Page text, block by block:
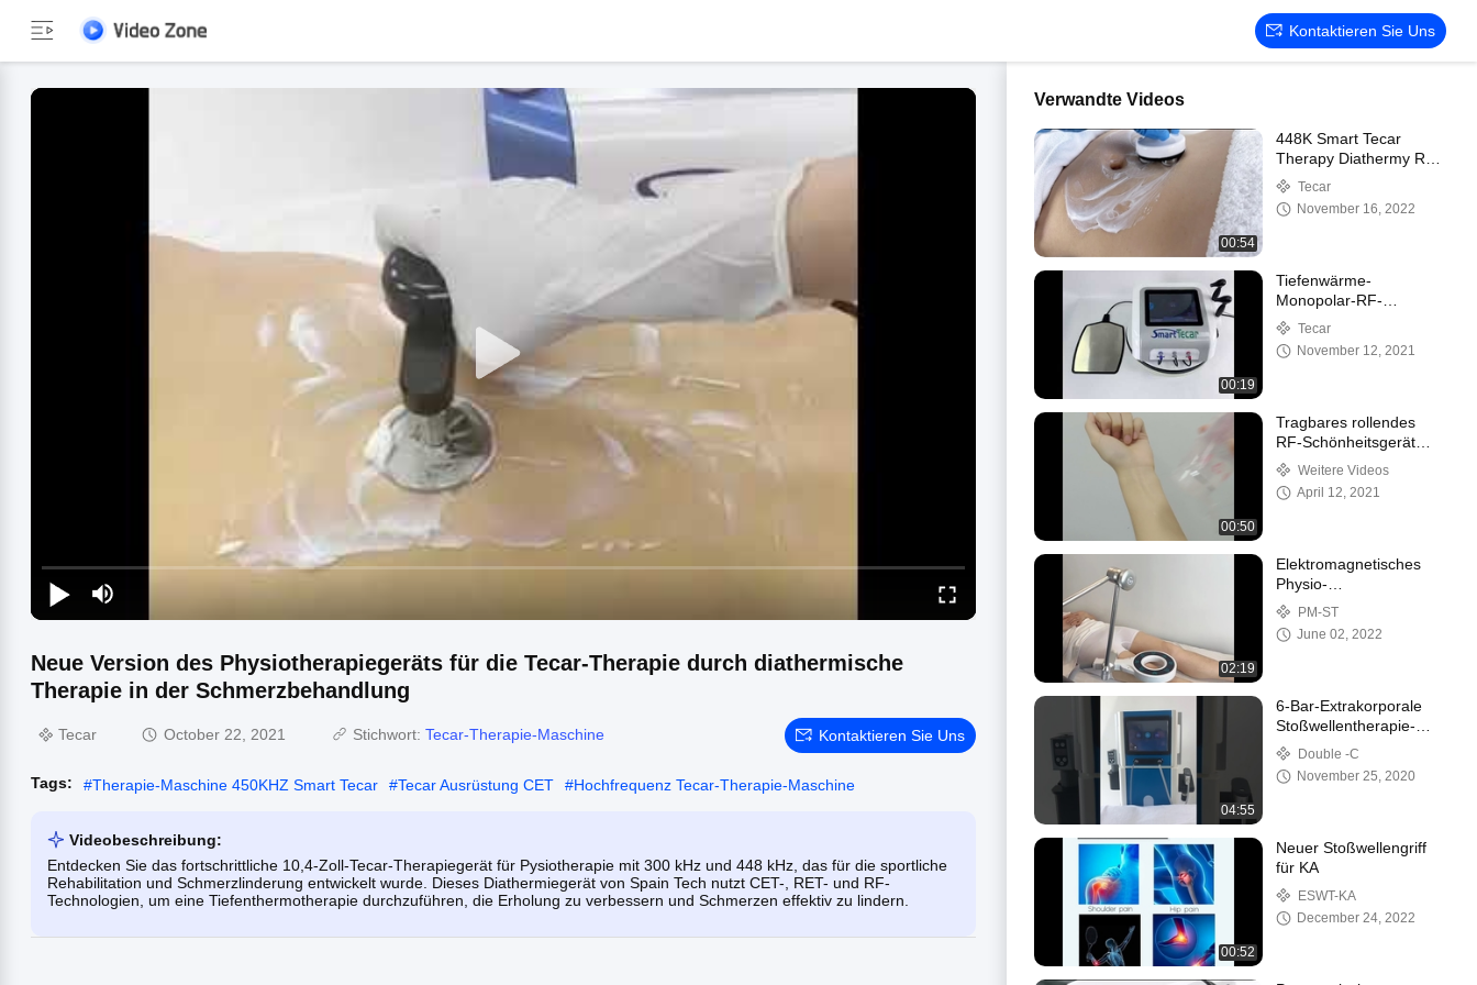
Kontaktieren Sie Uns
Neue Version des Physiotherapiegeräts für die Tecar-Therapie durch diathermische
Therapie in der Schmerzbehandlung
Tecar October 22, 2021 Stichwort: Tecar-Therapie-Maschine Kontaktieren Sie Uns
Tags: #Therapie-Maschine 450KHZ Smart Tecar #Tecar Ausrüstung CET #Hochfrequenz Tecar-Therapie-Maschine
Videobeschreibung:
Entdecken Sie das fortschrittliche 10,4-Zoll-Tecar-Therapiegerät für Pysiotherapie mit 300 kHz und 448 kHz, das für die sportliche
Rehabilitation und Schmerzlinderung entwickelt wurde. Dieses Diathermiegerät von Spain Tech nutzt CET-, RET- und RF-
Technologien, um eine Tiefenthermotherapie durchzuführen, die Erholung zu verbessern und Schmerzen effektiv zu lindern.
Verwandte Videos
00:54
448K Smart Tecar
Therapy Diathermy RF
CET RET
Physiotherapiegerät zur
Schmerzlinderung und
Tecar
November 16, 2022
00:19
Tiefenwärme-
Monopolar-RF-
Diathermie-
Therapiegerät zur
Faltenentfernung
Tecar
November 12, 2021
00:50
Tragbares rollendes
RF-Schönheitsgerät
zum Abnehmen des
Facelifts
Weitere Videos
April 12, 2021
02:19
Elektromagnetisches
Physio-
Magnetotherapiegerät
für zu Hause gegen
Muskelschmerzen
PM-ST
June 02, 2022
04:55
6-Bar-Extrakorporale
Stoßwellentherapie-
Gerät zur Behandlung
von erektiler
Dysfunktion
Double -C
November 25, 2020
00:52
Neuer Stoßwellengriff
für KA
ESWT-KA
December 24, 2022